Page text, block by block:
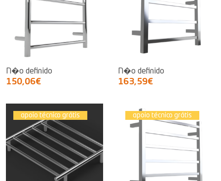
N�o definido
150,06€
N�o definido
163,59€
apoio técnico grátis apoio técnico grátis